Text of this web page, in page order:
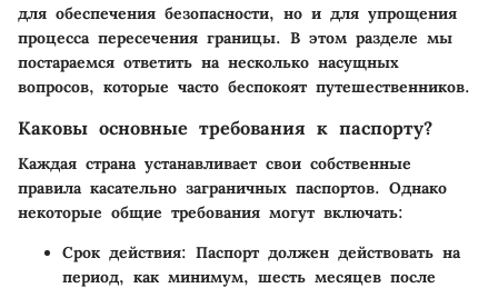
для обеспечения безопасности, но и для упрощения
процесса пересечения границы. В этом разделе мы
постараемся ответить на несколько насущных
вопросов, которые часто беспокоят путешественников.
Каковы основные требования к паспорту?
Каждая страна устанавливает свои собственные
правила касательно заграничных паспортов. Однако
некоторые общие требования могут включать:
Срок действия: Паспорт должен действовать на
период, как минимум, шесть месяцев после